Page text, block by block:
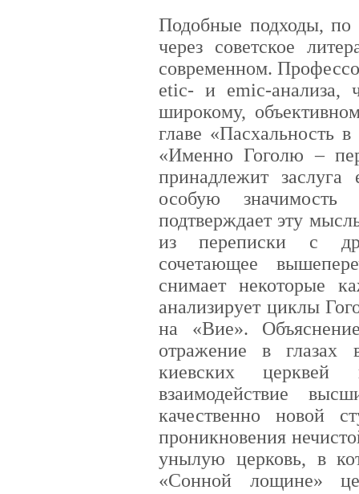
Подобные подходы, по
через советское
современном.
etic- и emic-анализа,
широкому,
главе «Пасхальность в
«Именно Гоголю –
принадлежит
особую
подтверждает эту
из переписки с
сочетающее
снимает некоторые
анализирует циклы
на «Вие».
отражение в глазах
киевских
взаимодействие
качественно новой
проникновения
унылую церковь, в
«Сонной лощине»